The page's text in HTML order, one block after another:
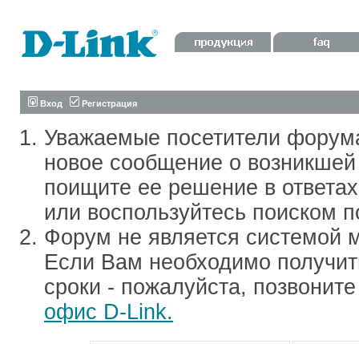
Вход Регистрация
Уважаемые посетители
новое сообщение о
поищите ее решение в
или воспользуйтесь поиском
Форум не является системой
Если Вам необходимо
сроки - пожалуйста,
офис D-Link.